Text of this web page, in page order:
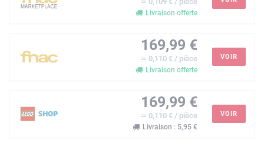
Livraison offerte
169,99 €
≃ 0,110 € / pièce
Livraison offerte
VOIR
169,99 €
≃ 0,110 € / pièce
Livraison : 5,95 €
VOIR